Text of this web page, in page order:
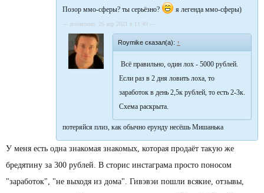
Позор ммо-сферы? ты серьёзно?
я легенда ммо-сферы)
--- добавлено: 26 апр 2021 в 11:49 ---
Roymike сказал(а): ↑
Всё правильно, один лох - 5000 рублей.
Если раз в 2 дня ловить лоха, то
заработок в день 2,5к рублей, то есть 2-3к.
Схема раскрыта.
потеряйся плиз, как обычно ерунду несёшь Мишанька
У меня есть одна знакомая знакомых, которая продаёт такую же
бредятину за 300 рублей. В сторис инстаграма просто поносом
"заработок", "не выходя из дома". Гивэвэи пошли всякие, отзывы,